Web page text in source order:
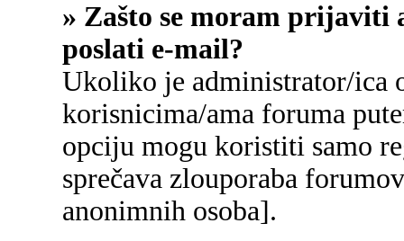
» Zašto se moram
poslati e-mail?
Ukoliko je administrator/ica
korisnicima/ama foruma
opciju mogu koristiti samo
sprečava zlouporaba
anonimnih osoba].